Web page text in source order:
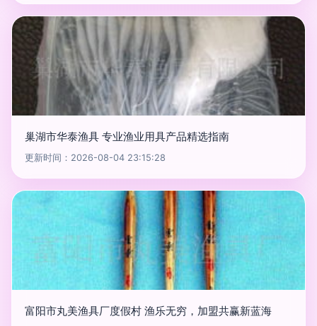
巢湖市华泰渔具 专业渔业用具产品精选指南
更新时间：2026-08-04 23:15:28
富阳市丸美渔具厂度假村 渔乐无穷，加盟共赢新蓝海